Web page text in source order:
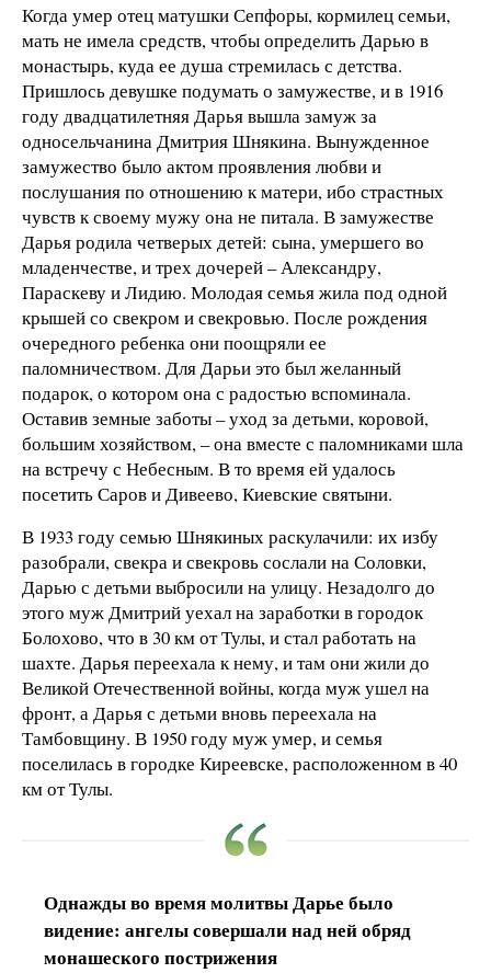
Когда умер отец матушки Сепфоры, кормилец семьи,
мать не имела средств, чтобы определить Дарью в
монастырь, куда ее душа стремилась с детства.
Пришлось девушке подумать о замужестве, и в 1916
году двадцатилетняя Дарья вышла замуж за
односельчанина Дмитрия Шнякина. Вынужденное
замужество было актом проявления любви и
послушания по отношению к матери, ибо страстных
чувств к своему мужу она не питала. В замужестве
Дарья родила четверых детей: сына, умершего во
младенчестве, и трех дочерей – Александру,
Параскеву и Лидию. Молодая семья жила под одной
крышей со свекром и свекровью. После рождения
очередного ребенка они поощряли ее
паломничеством. Для Дарьи это был желанный
подарок, о котором она с радостью вспоминала.
Оставив земные заботы – уход за детьми, коровой,
большим хозяйством, – она вместе с паломниками шла
на встречу с Небесным. В то время ей удалось
посетить Саров и Дивеево, Киевские святыни.
В 1933 году семью Шнякиных раскулачили: их избу
разобрали, свекра и свекровь сослали на Соловки,
Дарью с детьми выбросили на улицу. Незадолго до
этого муж Дмитрий уехал на заработки в городок
Болохово, что в 30 км от Тулы, и стал работать на
шахте. Дарья переехала к нему, и там они жили до
Великой Отечественной войны, когда муж ушел на
фронт, а Дарья с детьми вновь переехала на
Тамбовщину. В 1950 году муж умер, и семья
поселилась в городке Киреевске, расположенном в 40
км от Тулы.
Однажды во время молитвы Дарье было
видение: ангелы совершали над ней обряд
монашеского пострижения